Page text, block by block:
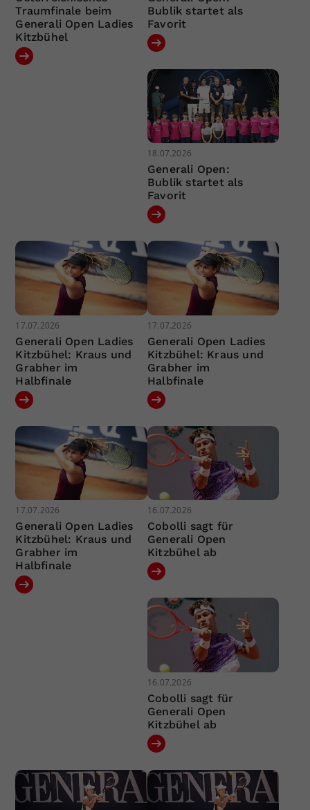
Traumfinale beim
Generali Open Ladies
Kitzbühel
Bublik startet als
Favorit
18.07.2026
Generali Open:
Bublik startet als
Favorit
17.07.2026
Generali Open Ladies
Kitzbühel: Kraus und
Grabher im
Halbfinale
17.07.2026
Generali Open Ladies
Kitzbühel: Kraus und
Grabher im
Halbfinale
17.07.2026
Generali Open Ladies
Kitzbühel: Kraus und
Grabher im
Halbfinale
16.07.2026
Cobolli sagt für
Generali Open
Kitzbühel ab
16.07.2026
Cobolli sagt für
Generali Open
Kitzbühel ab